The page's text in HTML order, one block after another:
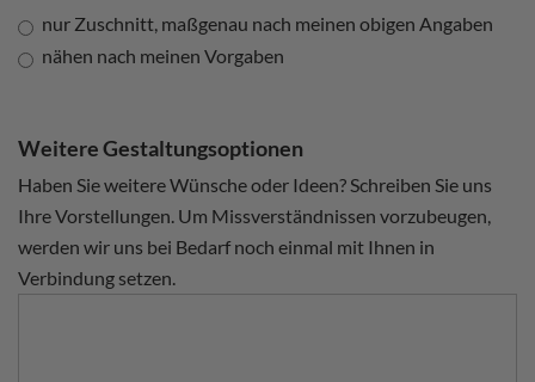
nur Zuschnitt, maßgenau nach meinen obigen Angaben
nähen nach meinen Vorgaben
Weitere Gestaltungsoptionen
Haben Sie weitere Wünsche oder Ideen? Schreiben Sie uns
Ihre Vorstellungen. Um Missverständnissen vorzubeugen,
werden wir uns bei Bedarf noch einmal mit Ihnen in
Verbindung setzen.